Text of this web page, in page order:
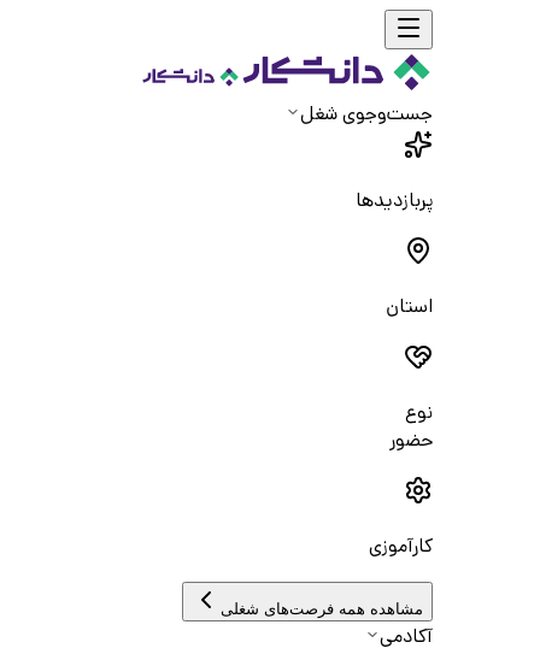
جست‌و‌جوی شغل
پربازدیدها
استان
نوع
حضور
کارآموزی
مشاهده همه فرصت‌های شغلی
آکادمی